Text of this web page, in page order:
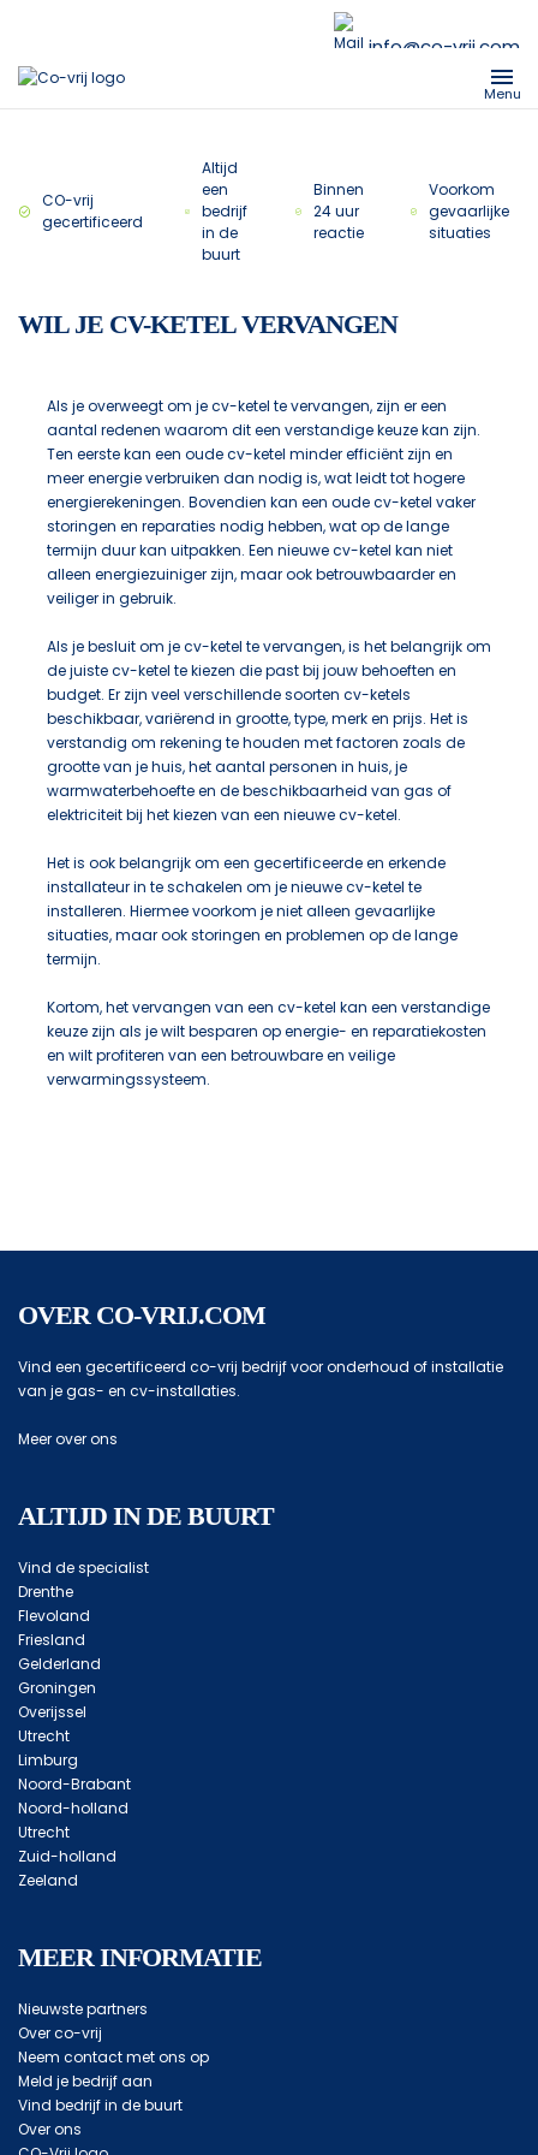
info@co-vrij.com
Menu
CO-vrij
gecertificeerd
Altijd
een
bedrijf
in de
buurt
Binnen
24 uur
reactie
Voorkom
gevaarlijke
situaties
WIL JE CV-KETEL VERVANGEN
Als je overweegt om je cv-ketel te vervangen, zijn er een
aantal redenen waarom dit een verstandige keuze kan zijn.
Ten eerste kan een oude cv-ketel minder efficiënt zijn en
meer energie verbruiken dan nodig is, wat leidt tot hogere
energierekeningen. Bovendien kan een oude cv-ketel vaker
storingen en reparaties nodig hebben, wat op de lange
termijn duur kan uitpakken. Een nieuwe cv-ketel kan niet
alleen energiezuiniger zijn, maar ook betrouwbaarder en
veiliger in gebruik.
Als je besluit om je cv-ketel te vervangen, is het belangrijk om
de juiste cv-ketel te kiezen die past bij jouw behoeften en
budget. Er zijn veel verschillende soorten cv-ketels
beschikbaar, variërend in grootte, type, merk en prijs. Het is
verstandig om rekening te houden met factoren zoals de
grootte van je huis, het aantal personen in huis, je
warmwaterbehoefte en de beschikbaarheid van gas of
elektriciteit bij het kiezen van een nieuwe cv-ketel.
Het is ook belangrijk om een gecertificeerde en erkende
installateur in te schakelen om je nieuwe cv-ketel te
installeren. Hiermee voorkom je niet alleen gevaarlijke
situaties, maar ook storingen en problemen op de lange
termijn.
Kortom, het vervangen van een cv-ketel kan een verstandige
keuze zijn als je wilt besparen op energie- en reparatiekosten
en wilt profiteren van een betrouwbare en veilige
verwarmingssysteem.
OVER CO-VRIJ.COM
Vind een gecertificeerd co-vrij bedrijf voor onderhoud of installatie
van je gas- en cv-installaties.
Meer over ons
ALTIJD IN DE BUURT
Vind de specialist
Drenthe
Flevoland
Friesland
Gelderland
Groningen
Overijssel
Utrecht
Limburg
Noord-Brabant
Noord-holland
Utrecht
Zuid-holland
Zeeland
MEER INFORMATIE
Nieuwste partners
Over co-vrij
Neem contact met ons op
Meld je bedrijf aan
Vind bedrijf in de buurt
Over ons